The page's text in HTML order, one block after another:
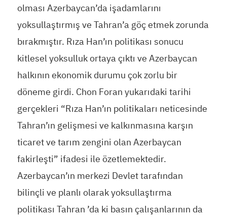
olması Azerbaycan’da işadamlarını
yoksullaştırmış ve Tahran’a göç etmek zorunda
bırakmıştır. Rıza Han’ın politikası sonucu
kitlesel yoksulluk ortaya çıktı ve Azerbaycan
halkının ekonomik durumu çok zorlu bir
döneme girdi. Chon Foran yukarıdaki tarihi
gerçekleri “Rıza Han’ın politikaları neticesinde
Tahran’ın gelişmesi ve kalkınmasına karşın
ticaret ve tarım zengini olan Azerbaycan
fakirleşti” ifadesi ile özetlemektedir.
Azerbaycan’ın merkezi Devlet tarafından
bilinçli ve planlı olarak yoksullaştırma
politikası Tahran ’da ki basın çalışanlarının da